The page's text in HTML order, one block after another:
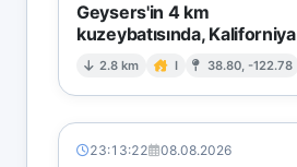
Geysers'in 4 km
kuzeybatısında, Kaliforniya
2.8 km I 38.80, -122.78
23:13:22 08.08.2026